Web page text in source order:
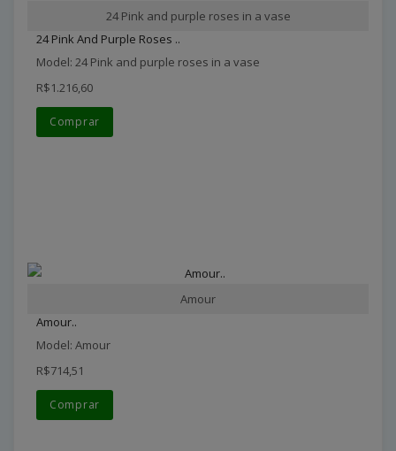
24 Pink and purple roses in a vase
24 Pink And Purple Roses ..
Model: 24 Pink and purple roses in a vase
R$1.216,60
Comprar
Amour
Amour..
Model: Amour
R$714,51
Comprar